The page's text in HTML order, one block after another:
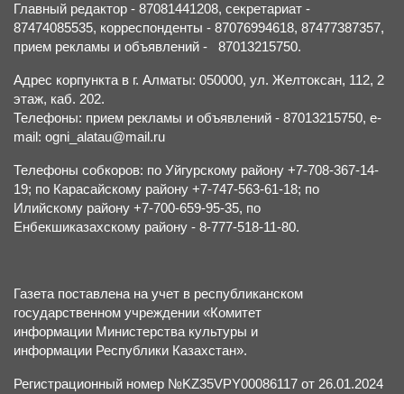
Главный редактор - 87081441208, секретариат -
87474085535, корреспонденты - 87076994618, 87477387357,
прием рекламы и объявлений - 87013215750.
Адрес корпункта в г. Алматы: 050000, ул. Желтоксан, 112, 2
этаж, каб. 202.
Телефоны: прием рекламы и объявлений - 87013215750, e-
mail: ogni_alatau@mail.ru
Телефоны собкоров: по Уйгурскому району +7-708-367-14-
19; по Карасайскому району +7-747-563-61-18; по
Илийскому району +7-700-659-95-35, по
Енбекшиказахскому району - 8-777-518-11-80.
Газета поставлена на учет в республиканском
государственном учреждении «Комитет
информации Министерства культуры и
информации Республики Казахстан».
Регистрационный номер №KZ35VPY00086117 от 26.01.2024